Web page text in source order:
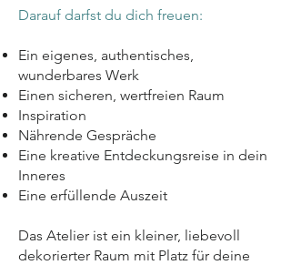
Darauf darfst du dich freuen: ​
Ein eigenes, authentisches,
wunderbares Werk
Einen sicheren, wertfreien Raum
Inspiration
Nährende Gespräche
Eine kreative Entdeckungsreise in dein
Inneres
Eine erfüllende Auszeit
Das Atelier ist ein kleiner, liebevoll
dekorierter Raum mit Platz für deine